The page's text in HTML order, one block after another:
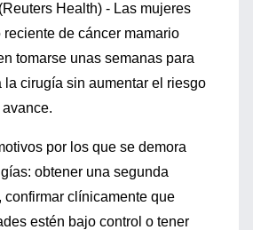
Health) - Las mujeres
de cáncer mamario
tomarse unas semanas para
la cirugía sin aumentar el riesgo
por los que se demora
obtener una segunda
confirmar clínicamente que
estén bajo control o tener